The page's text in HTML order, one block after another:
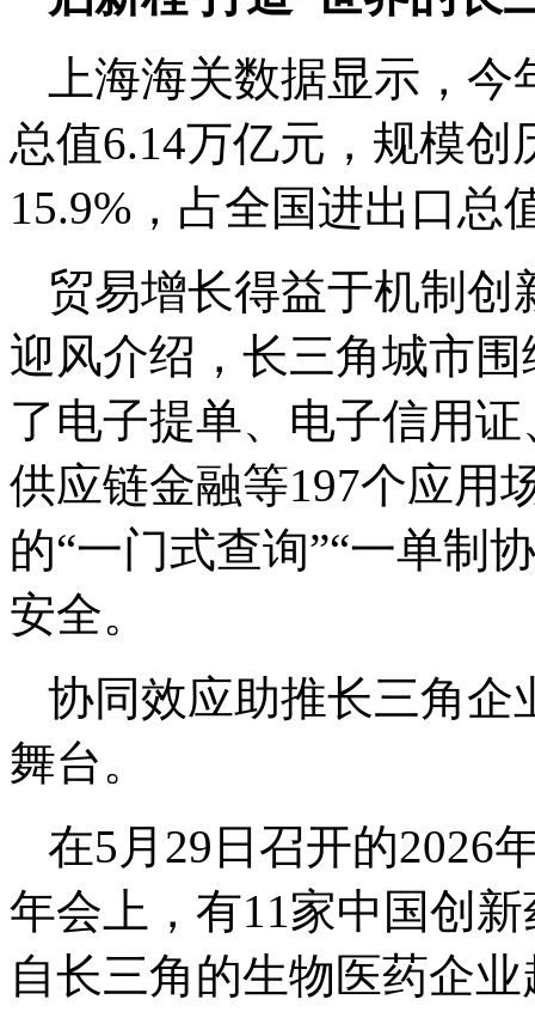
上海海关数据显示，
总值6.14万亿元，规模
15.9%，占全国进出口总
贸易增长得益于机制
迎风介绍，长三角城市
了电子提单、电子信用
供应链金融等197个应用
的“一门式查询”“一单制
安全。
协同效应助推长三角企
舞台。
在5月29日召开的2026
年会上，有11家中国创
自长三角的生物医药企